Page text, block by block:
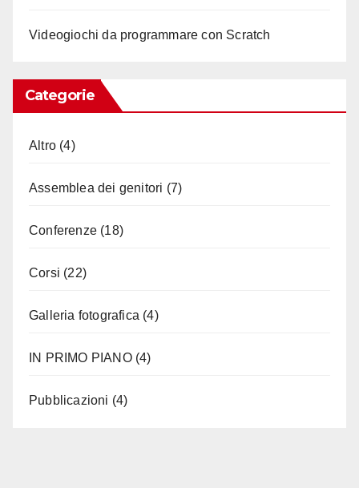
Videogiochi da programmare con Scratch
Categorie
Altro (4)
Assemblea dei genitori (7)
Conferenze (18)
Corsi (22)
Galleria fotografica (4)
IN PRIMO PIANO(4)
Pubblicazioni (4)